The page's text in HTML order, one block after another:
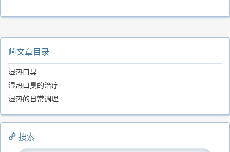
文章目录
湿热口臭
湿热口臭的治疗
湿热的日常调理
搜索